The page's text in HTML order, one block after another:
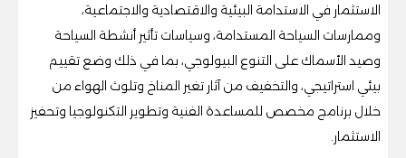
الاستثمار في الاستدامة البيئية والاقتصادية والاجتماعية،
وممارسات السياحة المستدامة، وسياسات تأثير أنشطة السياحة
وصيد الأسماك على التنوع البيولوجي، بما في ذلك وضع تقييم
بيئي استراتيجي، والتخفيف من آثار تغير المناخ وتلوث الهواء من
خلال برنامج مخصص للمساعدة الفنية وتطوير التكنولوجيا وتحفيز
الاستثمار.